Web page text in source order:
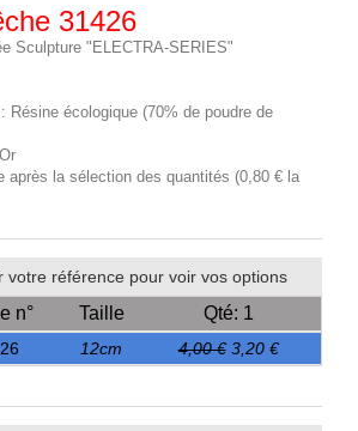
31426
Sculpture "ELECTRA-SERIES"
Résine écologique (70% de poudre de
après la sélection des quantités (0,80 € la
votre référence pour voir vos options
n° Taille Qté: 1
12cm 4,00 € 3,20 €